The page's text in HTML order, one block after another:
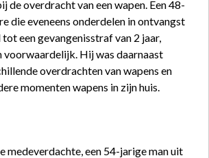
de overdracht van een wapen. Een 48-
die eveneens onderdelen in ontvangst
een gevangenisstraf van 2 jaar,
voorwaardelijk. Hij was daarnaast
overdrachten van wapens en
momenten wapens in zijn huis.
medeverdachte, een 54-jarige man uit